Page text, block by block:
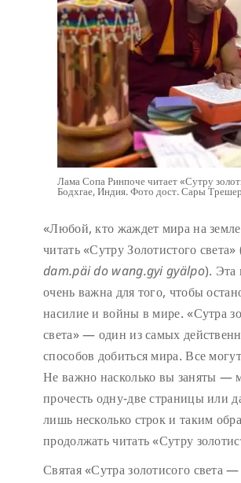
Лама Сопа Ринпоче читает «Сутру
Бодхгае, Индия. Фото дост. Сары
«Любой, кто жаждет мира на
читать «Сутру Золотистого света»
dam.päi do wang.gyi gyälpo). Эта
очень важна для того, чтобы
насилие и войны в мире. «Сутра
света» — один из самых
способов добиться мира. Все
Не важно насколько вы заняты —
прочесть одну-две страницы или
лишь несколько строк и таким
продолжать читать «Сутру
Святая «Сутра золотисого света